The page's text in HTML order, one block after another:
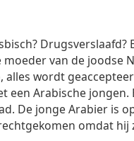
Drugsverslaafd?
moeder van de joodse
alles wordt
een Arabische jongen.
De jonge Arabier is
omdat hij